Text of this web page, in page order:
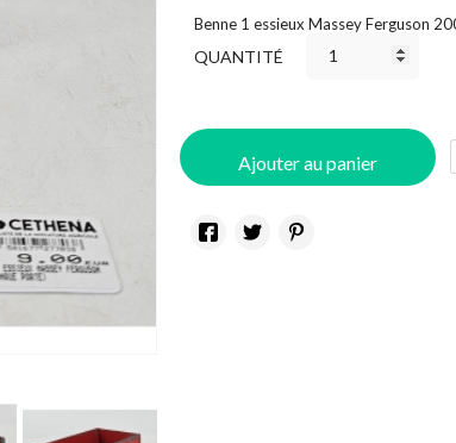
Benne 1 essieux Massey Ferguson
QUANTITÉ
Ajouter au panier